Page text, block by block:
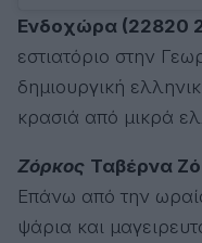
Eνδοχώρα (22820
εστιατόριο στην
δημιουργική
κρασιά από μικρά
Ζόρκος Ταβέρνα
Επάνω από την
ψάρια και